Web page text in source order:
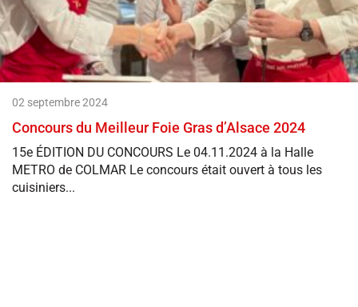
02 septembre 2024
Concours du Meilleur Foie Gras d’Alsace 2024
15e ÉDITION DU CONCOURS Le 04.11.2024 à la Halle
METRO de COLMAR Le concours était ouvert à tous les
cuisiniers...